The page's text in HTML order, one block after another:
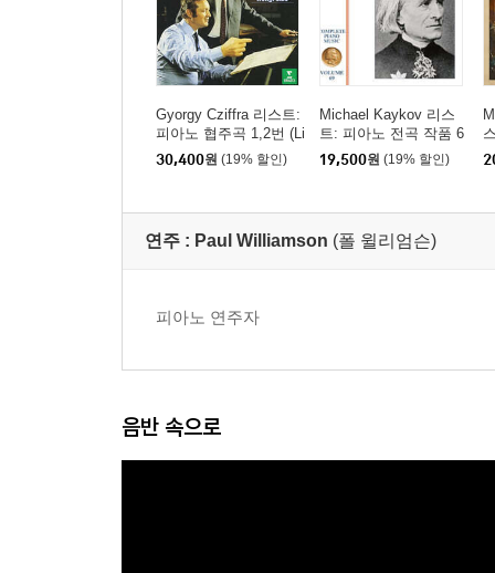
Gyorgy Cziffra 리스트:
피아노 협주곡 1,2번 (Li
szt: Piano Concertos N
os.1 & 2) [UHQCD]
30,400원 (19% 할인)
Michael Kaykov 리스
트: 피아노 전곡 작품 6
9집 (Liszt: Complete Pi
ano Music Vol. 69)
19,500원 (19% 할인)
연주 : Paul Williamson (폴 윌리엄슨)
피아노 연주자
음반 속으로